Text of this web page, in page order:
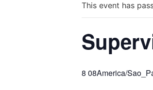
This event has
8 08America/